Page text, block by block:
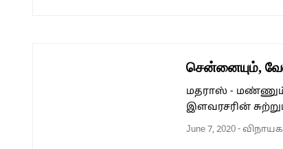
சென்னையும்,
மதராஸ் -
இளவரசரின்
June 7, 2020-